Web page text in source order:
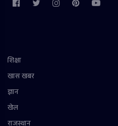
शिक्षा
खास खबर
ज्ञान
खेल
राजस्थान